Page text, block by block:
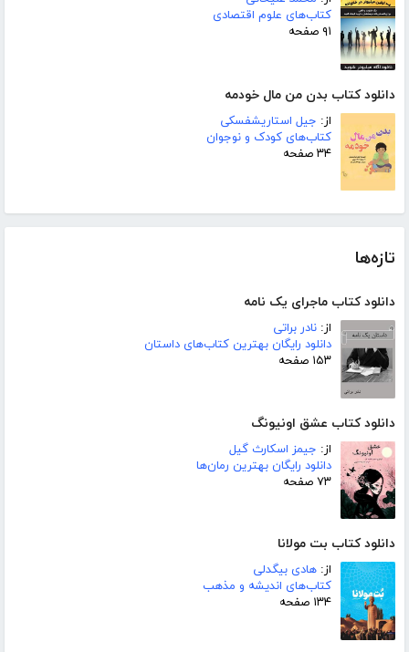
کتاب‌های علوم اقتصادی
۹۱ صفحه
دانلود کتاب بدن من مال خودمه
از: جیل استاریشفسکی
کتاب‌های کودک و نوجوان
۳۴ صفحه
تازه‌ها
دانلود کتاب ماجرای یک نامه
از: نادر براتی
دانلود رایگان بهترین کتاب‌های داستان
۱۵۳ صفحه
دانلود کتاب عشق اونیونگ
از: جیمز اسکارث گیل
دانلود رایگان بهترین رمان‌ها
۷۳ صفحه
دانلود کتاب بت مولانا
از: هادی بیگدلی
کتاب‌های اندیشه و مذهب
۱۳۴ صفحه